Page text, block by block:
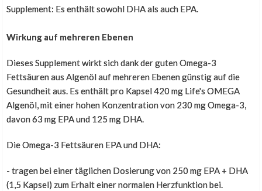
Supplement: Es enthält sowohl DHA als auch EPA.
Wirkung auf mehreren Ebenen
Dieses Supplement wirkt sich dank der guten Omega-3
Fettsäuren aus Algenöl auf mehreren Ebenen günstig auf die
Gesundheit aus. Es enthält pro Kapsel 420 mg Life's OMEGA
Algenöl, mit einer hohen Konzentration von 230 mg Omega-3,
davon 63 mg EPA und 125 mg DHA.
Die Omega-3 Fettsäuren EPA und DHA:
- tragen bei einer täglichen Dosierung von 250 mg EPA + DHA
(1,5 Kapsel) zum Erhalt einer normalen Herzfunktion bei.